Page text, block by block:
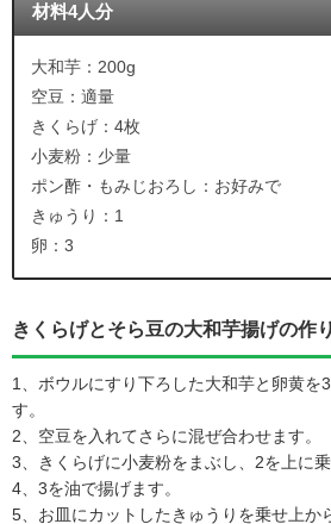
材料4人分
大和芋：200g
空豆：適量
きくらげ：4枚
小麦粉：少量
ポン酢・もみじおろし：お好みで
きゅうり：1
卵：3
きくらげとそら豆の大和芋揚げの作
1、ボウルにすり下ろした大和芋と卵黄を
す。
2、空豆を入れてさらに混ぜ合わせます。
3、きくらげに小麦粉をまぶし、2を上に乗
4、3を油で揚げます。
5、お皿にカットしたきゅうりを乗せ上か